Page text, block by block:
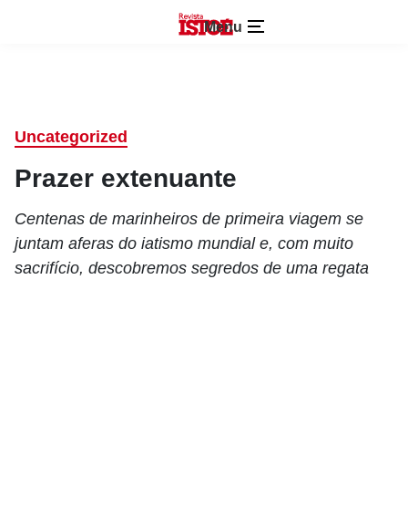
Menu
Uncategorized
Prazer extenuante
Centenas de marinheiros de primeira viagem se
juntam aferas do iatismo mundial e, com muito
sacrifício, descobremos segredos de uma regata